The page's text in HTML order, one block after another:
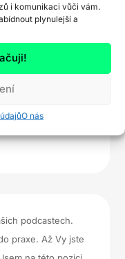
i komunikaci vůči vám.
plynulejší a
O nás
mi život a jsem
měsících zatáhne.
podcastech.
praxe. Až Vy jste